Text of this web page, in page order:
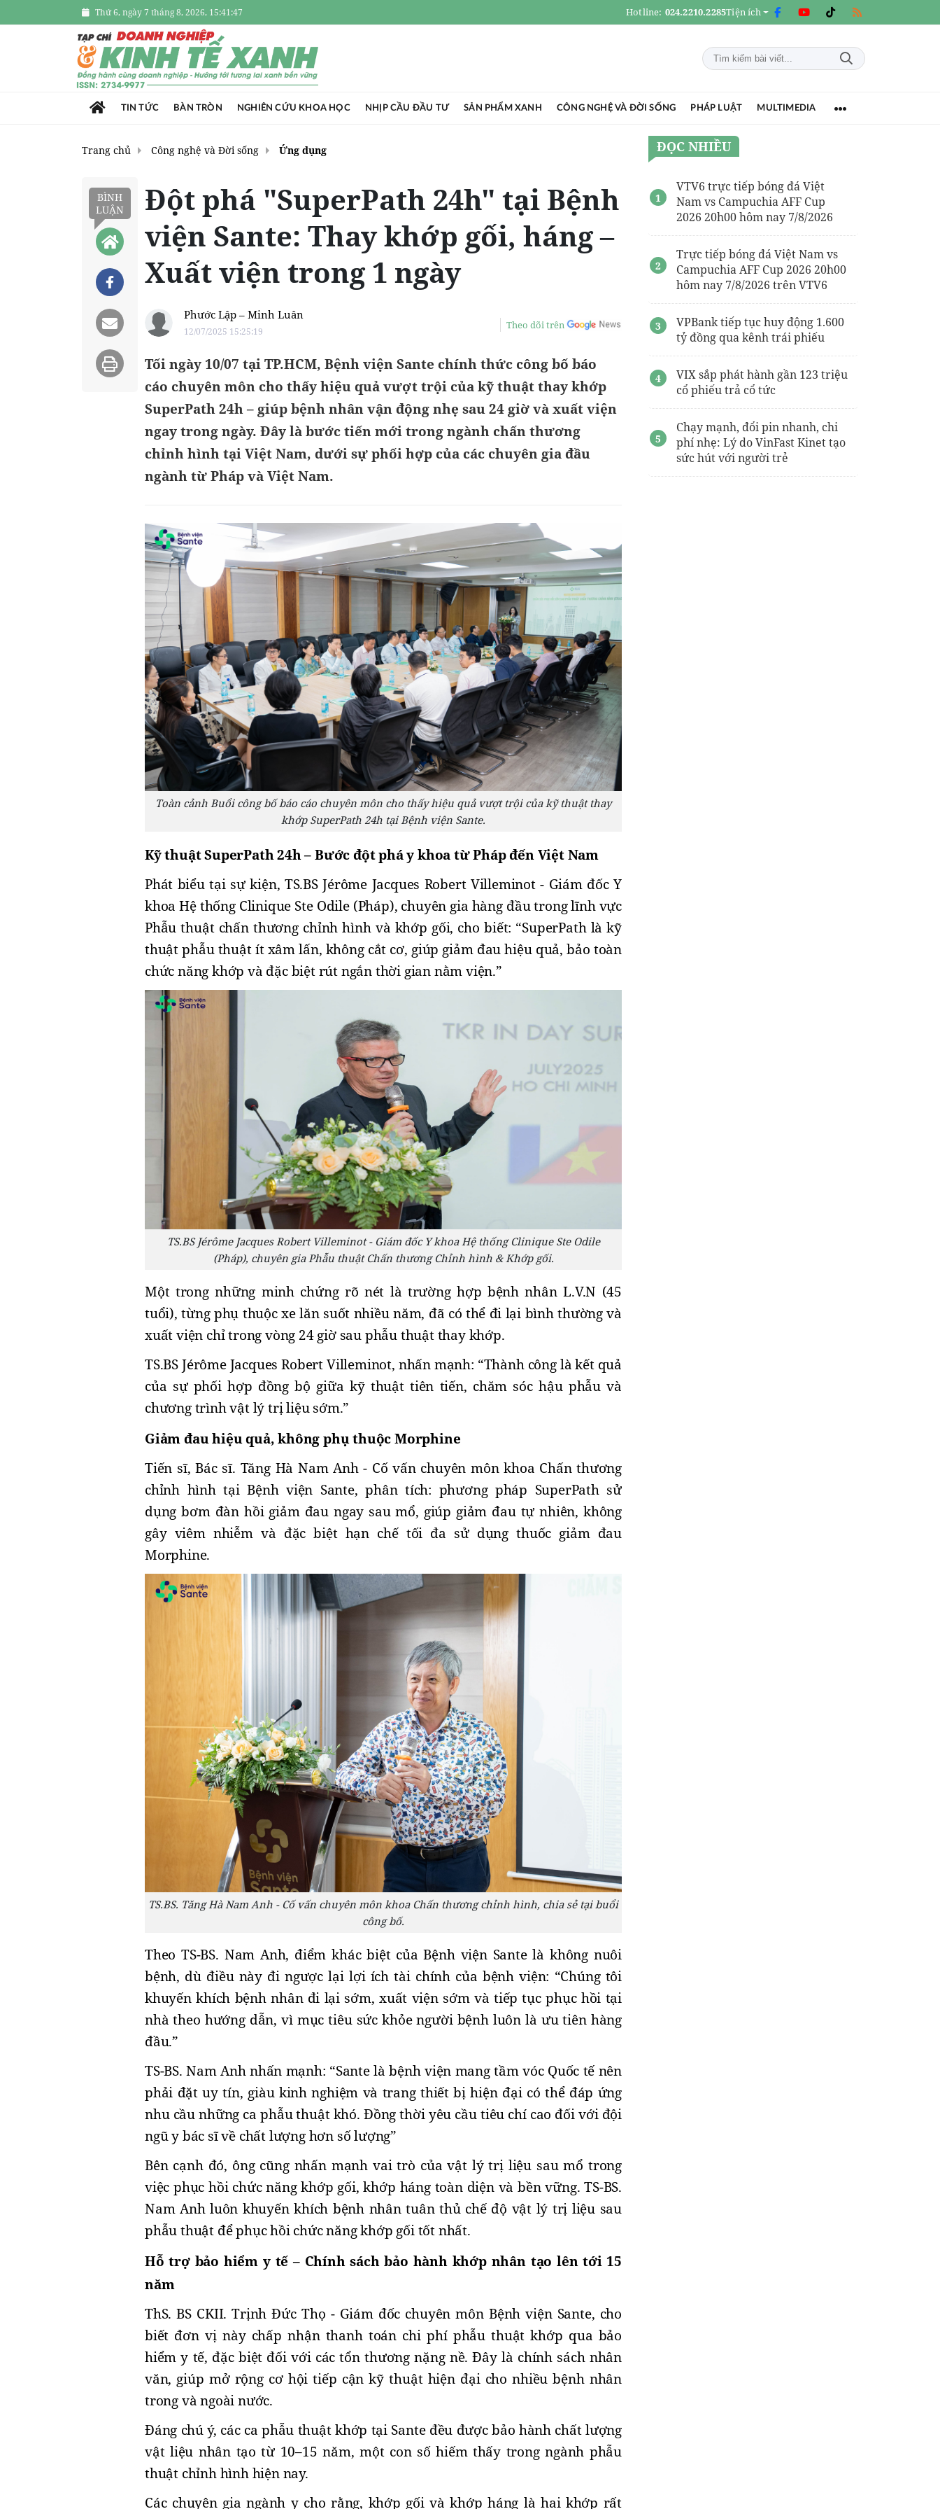
Thứ 6, ngày 7 tháng 8, 2026, 15:41:48 Hotline: 024.2210.2285Tiện ích
TIN TỨC BÀN TRÒN NGHIÊN CỨU KHOA HỌC NHỊP CẦU ĐẦU TƯ SẢN PHẨM XANH CÔNG NGHỆ VÀ ĐỜI SỐNG PHÁP LUẬT MULTIMEDIA
Trang chủ Công nghệ và Đời sống Ứng dụng
BÌNH
LUẬN
Đột phá "SuperPath 24h" tại Bệnh
viện Sante: Thay khớp gối, háng –
Xuất viện trong 1 ngày
Phước Lập – Minh Luân
12/07/2025 15:25:19
Theo dõi trên
Tối ngày 10/07 tại TP.HCM, Bệnh viện Sante chính thức công bố báo
cáo chuyên môn cho thấy hiệu quả vượt trội của kỹ thuật thay khớp
SuperPath 24h – giúp bệnh nhân vận động nhẹ sau 24 giờ và xuất viện
ngay trong ngày. Đây là bước tiến mới trong ngành chấn thương
chỉnh hình tại Việt Nam, dưới sự phối hợp của các chuyên gia đầu
ngành từ Pháp và Việt Nam.
Toàn cảnh Buổi công bố báo cáo chuyên môn cho thấy hiệu quả vượt trội của kỹ thuật thay
khớp SuperPath 24h tại Bệnh viện Sante.
Kỹ thuật SuperPath 24h – Bước đột phá y khoa từ Pháp đến Việt Nam
Phát biểu tại sự kiện, TS.BS Jérôme Jacques Robert Villeminot - Giám đốc Y
khoa Hệ thống Clinique Ste Odile (Pháp), chuyên gia hàng đầu trong lĩnh vực
Phẫu thuật chấn thương chỉnh hình và khớp gối, cho biết: “SuperPath là kỹ
thuật phẫu thuật ít xâm lấn, không cắt cơ, giúp giảm đau hiệu quả, bảo toàn
chức năng khớp và đặc biệt rút ngắn thời gian nằm viện.”
TS.BS Jérôme Jacques Robert Villeminot - Giám đốc Y khoa Hệ thống Clinique Ste Odile
(Pháp), chuyên gia Phẫu thuật Chấn thương Chỉnh hình & Khớp gối.
Một trong những minh chứng rõ nét là trường hợp bệnh nhân L.V.N (45
tuổi), từng phụ thuộc xe lăn suốt nhiều năm, đã có thể đi lại bình thường và
xuất viện chỉ trong vòng 24 giờ sau phẫu thuật thay khớp.
TS.BS Jérôme Jacques Robert Villeminot, nhấn mạnh: “Thành công là kết quả
của sự phối hợp đồng bộ giữa kỹ thuật tiên tiến, chăm sóc hậu phẫu và
chương trình vật lý trị liệu sớm.”
Giảm đau hiệu quả, không phụ thuộc Morphine
Tiến sĩ, Bác sĩ. Tăng Hà Nam Anh - Cố vấn chuyên môn khoa Chấn thương
chỉnh hình tại Bệnh viện Sante, phân tích: phương pháp SuperPath sử
dụng bơm đàn hồi giảm đau ngay sau mổ, giúp giảm đau tự nhiên, không
gây viêm nhiễm và đặc biệt hạn chế tối đa sử dụng thuốc giảm đau
Morphine.
TS.BS. Tăng Hà Nam Anh - Cố vấn chuyên môn khoa Chấn thương chỉnh hình, chia sẻ tại buổi
công bố.
Theo TS-BS. Nam Anh, điểm khác biệt của Bệnh viện Sante là không nuôi
bệnh, dù điều này đi ngược lại lợi ích tài chính của bệnh viện: “Chúng tôi
khuyến khích bệnh nhân đi lại sớm, xuất viện sớm và tiếp tục phục hồi tại
nhà theo hướng dẫn, vì mục tiêu sức khỏe người bệnh luôn là ưu tiên hàng
đầu.”
TS-BS. Nam Anh nhấn mạnh: “Sante là bệnh viện mang tầm vóc Quốc tế nên
phải đặt uy tín, giàu kinh nghiệm và trang thiết bị hiện đại có thể đáp ứng
nhu cầu những ca phẫu thuật khó. Đồng thời yêu cầu tiêu chí cao đối với đội
ngũ y bác sĩ về chất lượng hơn số lượng”
Bên cạnh đó, ông cũng nhấn mạnh vai trò của vật lý trị liệu sau mổ trong
việc phục hồi chức năng khớp gối, khớp háng toàn diện và bền vững. TS-BS.
Nam Anh luôn khuyến khích bệnh nhân tuân thủ chế độ vật lý trị liệu sau
phẫu thuật để phục hồi chức năng khớp gối tốt nhất.
Hỗ trợ bảo hiểm y tế – Chính sách bảo hành khớp nhân tạo lên tới 15
năm
ThS. BS CKII. Trịnh Đức Thọ - Giám đốc chuyên môn Bệnh viện Sante, cho
biết đơn vị này chấp nhận thanh toán chi phí phẫu thuật khớp qua bảo
hiểm y tế, đặc biệt đối với các tổn thương nặng nề. Đây là chính sách nhân
văn, giúp mở rộng cơ hội tiếp cận kỹ thuật hiện đại cho nhiều bệnh nhân
trong và ngoài nước.
Đáng chú ý, các ca phẫu thuật khớp tại Sante đều được bảo hành chất lượng
vật liệu nhân tạo từ 10–15 năm, một con số hiếm thấy trong ngành phẫu
thuật chỉnh hình hiện nay.
Các chuyên gia ngành y cho rằng, khớp gối và khớp háng là hai khớp rất
ĐỌC NHIỀU
VTV6 trực tiếp bóng đá Việt
Nam vs Campuchia AFF Cup
2026 20h00 hôm nay 7/8/2026
Trực tiếp bóng đá Việt Nam vs
Campuchia AFF Cup 2026 20h00
hôm nay 7/8/2026 trên VTV6
VPBank tiếp tục huy động 1.600
tỷ đồng qua kênh trái phiếu
VIX sắp phát hành gần 123 triệu
cổ phiếu trả cổ tức
Chạy mạnh, đổi pin nhanh, chi
phí nhẹ: Lý do VinFast Kinet tạo
sức hút với người trẻ